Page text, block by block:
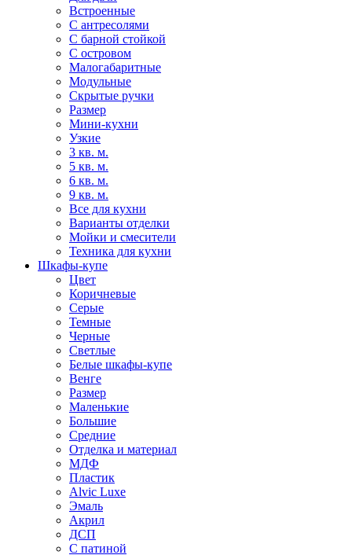
Встроенные
С антресолями
С барной стойкой
С островом
Малогабаритные
Модульные
Скрытые ручки
Размер
Мини-кухни
Узкие
3 кв. м.
5 кв. м.
6 кв. м.
9 кв. м.
Все для кухни
Варианты отделки
Мойки и смесители
Техника для кухни
Шкафы-купе
Цвет
Коричневые
Серые
Темные
Черные
Светлые
Белые шкафы-купе
Венге
Размер
Маленькие
Большие
Средние
Отделка и материал
МДФ
Пластик
Alvic Luxe
Эмаль
Акрил
ДСП
С патиной